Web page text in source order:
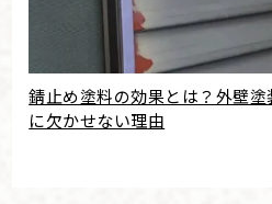
錆止め塗料の効果とは？外壁
に欠かせない理由